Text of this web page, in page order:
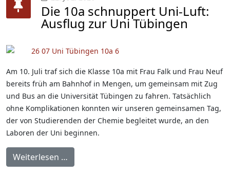
Die 10a schnuppert Uni-Luft:
Ausflug zur Uni Tübingen
Am 10. Juli traf sich die Klasse 10a mit Frau Falk und Frau Neuf
bereits früh am Bahnhof in Mengen, um gemeinsam mit Zug
und Bus an die Universität Tübingen zu fahren. Tatsächlich
ohne Komplikationen konnten wir unseren gemeinsamen Tag,
der von Studierenden der Chemie begleitet wurde, an den
Laboren der Uni beginnen.
Weiterlesen …